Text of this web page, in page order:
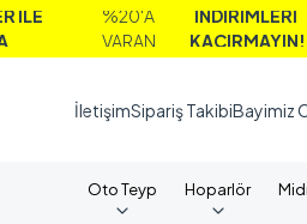
%20'A
İNDİRİMLERİ
KAÇIRMAYIN!
İletişimSipariş TakibiBayimiz
Oto Teyp Hoparlör